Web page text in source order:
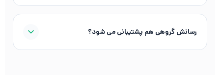
رسانش گروهی هم پشتیبانی می شود؟